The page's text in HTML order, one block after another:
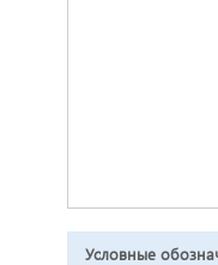
Условные